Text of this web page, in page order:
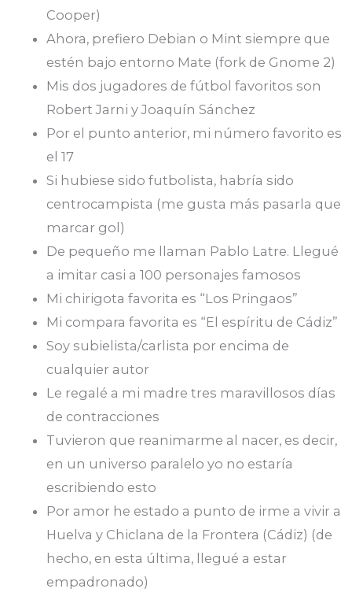
Cooper)
Ahora, prefiero Debian o Mint siempre que
estén bajo entorno Mate (fork de Gnome 2)
Mis dos jugadores de fútbol favoritos son
Robert Jarni y Joaquín Sánchez
Por el punto anterior, mi número favorito es
el 17
Si hubiese sido futbolista, habría sido
centrocampista (me gusta más pasarla que
marcar gol)
De pequeño me llaman Pablo Latre. Llegué
a imitar casi a 100 personajes famosos
Mi chirigota favorita es “Los Pringaos”
Mi compara favorita es “El espíritu de Cádiz”
Soy subielista/carlista por encima de
cualquier autor
Le regalé a mi madre tres maravillosos días
de contracciones
Tuvieron que reanimarme al nacer, es decir,
en un universo paralelo yo no estaría
escribiendo esto
Por amor he estado a punto de irme a vivir a
Huelva y Chiclana de la Frontera (Cádiz) (de
hecho, en esta última, llegué a estar
empadronado)